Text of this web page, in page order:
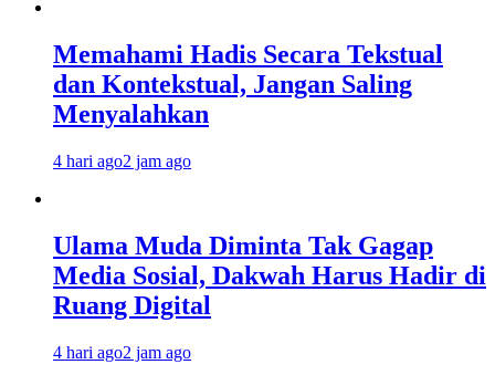
Memahami Hadis Secara Tekstual
dan Kontekstual, Jangan Saling
Menyalahkan
4 hari ago2 jam ago
Ulama Muda Diminta Tak Gagap
Media Sosial, Dakwah Harus Hadir di
Ruang Digital
4 hari ago2 jam ago